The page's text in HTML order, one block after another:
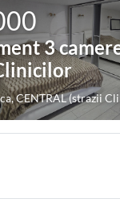
3
CENTRAL (strazii